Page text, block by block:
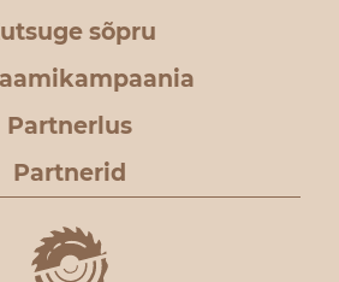
sõpru
Partnerlus
Partnerid